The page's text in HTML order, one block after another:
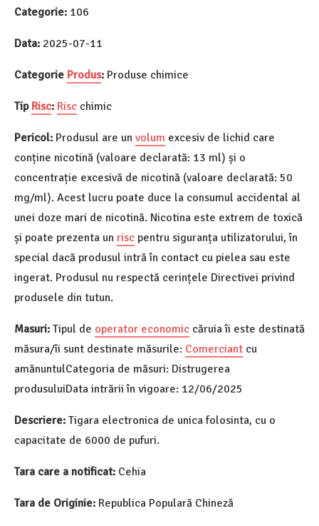
Categorie: 106
Data: 2025-07-11
Categorie Produs: Produse chimice
Tip Risc: Risc chimic
Pericol: Produsul are un volum excesiv de lichid care
conține nicotină (valoare declarată: 13 ml) și o
concentrație excesivă de nicotină (valoare declarată: 50
mg/ml). Acest lucru poate duce la consumul accidental al
unei doze mari de nicotină. Nicotina este extrem de toxică
și poate prezenta un risc pentru siguranța utilizatorului, în
special dacă produsul intră în contact cu pielea sau este
ingerat. Produsul nu respectă cerințele Directivei privind
produsele din tutun.
Masuri: Tipul de operator economic căruia îi este destinată
măsura/îi sunt destinate măsurile: Comerciant cu
amănuntulCategoria de măsuri: Distrugerea
produsuluiData intrării în vigoare: 12/06/2025
Descriere: Tigara electronica de unica folosinta, cu o
capacitate de 6000 de pufuri.
Tara care a notificat: Cehia
Tara de Originie: Republica Populară Chineză